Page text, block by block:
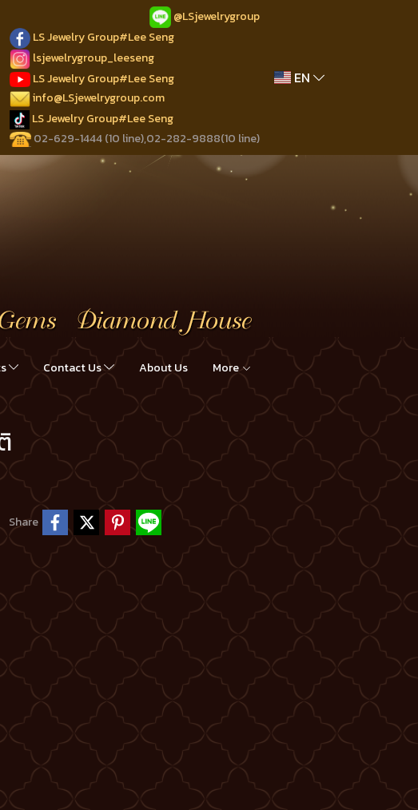
@LSjewelrygroup
LS Jewelry Group#Lee Seng
lsjewelrygroup_leeseng
LS Jewelry Group#Lee Seng
info@LSjewelrygroup.com
LS Jewelry Group#Lee Seng
02-629-1444 (10 line),02-282-9888(10 line)
EN
Contact Us About Us More
Share